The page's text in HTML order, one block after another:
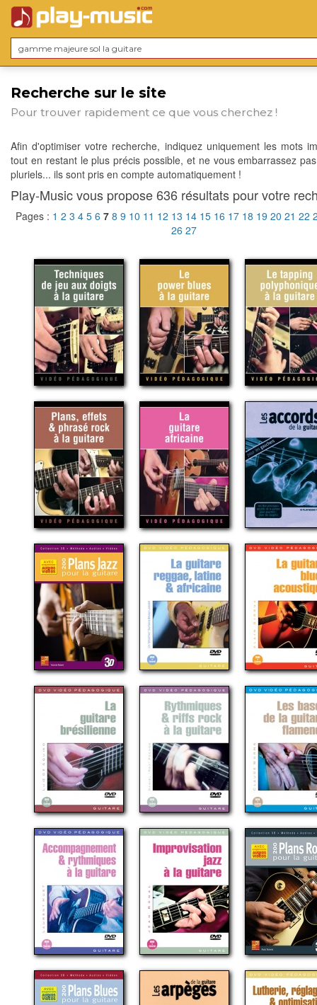
Recherche sur le site
Pour trouver rapidement ce que vous cherchez !
Afin d'optimiser votre recherche, indiquez uniquement les mots
tout en restant le plus précis possible, et ne vous embarrassez
pluriels... ils sont pris en compte automatiquement !
Play-Music vous propose 636 résultats pour votre
Pages : 1 2 3 4 5 6 7 8 9 10 11 12 13 14 15 16 17 18 19 20 21 22
26 27